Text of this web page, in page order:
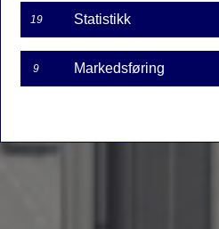
19 Statistikk
9 Markedsføring